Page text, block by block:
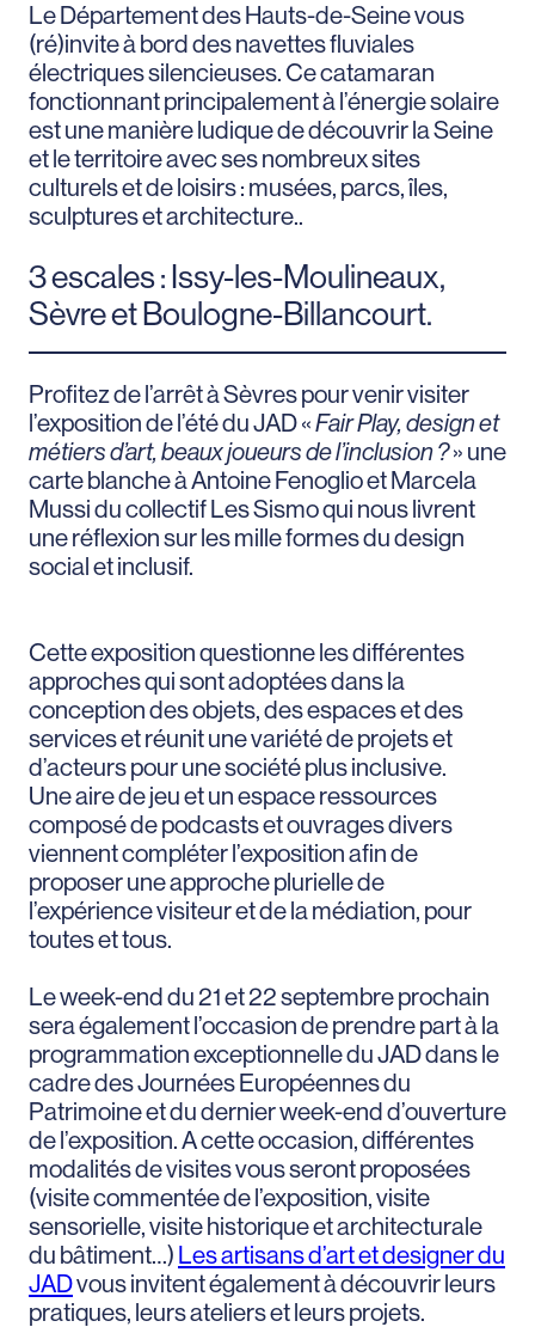
Le Département des Hauts-de-Seine vous
(ré)invite à bord des navettes fluviales
électriques silencieuses. Ce catamaran
fonctionnant principalement à l’énergie solaire
est une manière ludique de découvrir la Seine
et le territoire avec ses nombreux sites
culturels et de loisirs : musées, parcs, îles,
sculptures et architecture..
3 escales : Issy-les-Moulineaux,
Sèvre et Boulogne-Billancourt.
Profitez de l’arrêt à Sèvres pour venir visiter
l’exposition de l’été du JAD «Fair Play, design et
métiers d’art, beaux joueurs de l’inclusion ?» une
carte blanche à Antoine Fenoglio et Marcela
Mussi du collectif Les Sismo qui nous livrent
une réflexion sur les mille formes du design
social et inclusif.
Cette exposition questionne les différentes
approches qui sont adoptées dans la
conception des objets, des espaces et des
services et réunit une variété de projets et
d’acteurs pour une société plus inclusive.
Une aire de jeu et un espace ressources
composé de podcasts et ouvrages divers
viennent compléter l’exposition afin de
proposer une approche plurielle de
l’expérience visiteur et de la médiation, pour
toutes et tous.
Le week-end du 21 et 22 septembre prochain
sera également l’occasion de prendre part à la
programmation exceptionnelle du JAD dans le
cadre des Journées Européennes du
Patrimoine et du dernier week-end d’ouverture
de l’exposition. A cette occasion, différentes
modalités de visites vous seront proposées
(visite commentée de l’exposition, visite
sensorielle, visite historique et architecturale
du bâtiment…) Les artisans d’art et designer du
JADvous invitent également à découvrir leurs
pratiques, leurs ateliers et leurs projets.